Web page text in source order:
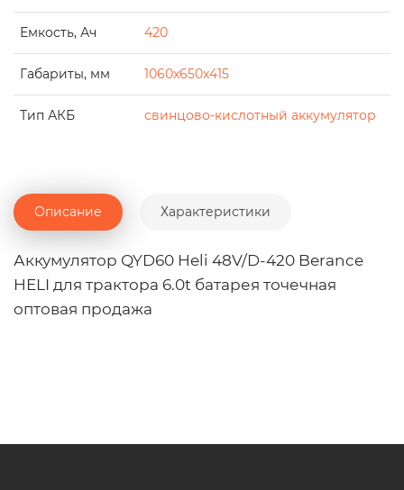
Емкость, Ач 420
Габариты, мм 1060x650x415
Тип АКБ свинцово-кислотный аккумулятор
Описание Характеристики
Аккумулятор QYD60 Heli 48V/D-420 Berance
HELI для трактора 6.0t батарея точечная
оптовая продажа